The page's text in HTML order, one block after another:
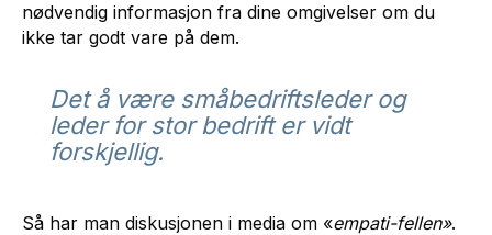
nødvendig informasjon fra dine omgivelser om du
ikke tar godt vare på dem.
Det å være småbedriftsleder og
leder for stor bedrift er vidt
forskjellig.
Så har man diskusjonen i media om «empati-fellen».